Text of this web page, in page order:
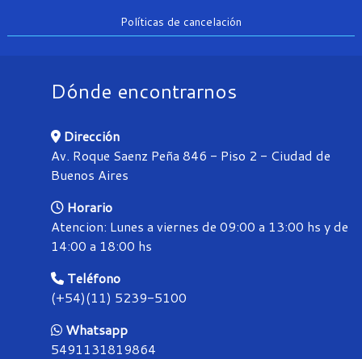
Políticas de cancelación
Dónde encontrarnos
Dirección
Av. Roque Saenz Peña 846 - Piso 2 - Ciudad de
Buenos Aires
Horario
Atencion: Lunes a viernes de 09:00 a 13:00 hs y de
14:00 a 18:00 hs
Teléfono
(+54)(11) 5239-5100
Whatsapp
5491131819864